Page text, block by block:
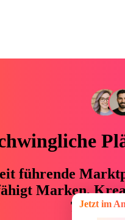
führende
Marken,
76 %
Jetzt im